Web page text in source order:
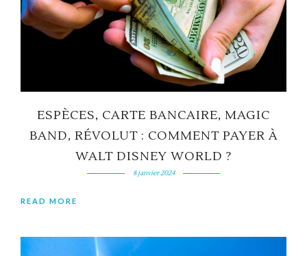
ESPÈCES, CARTE BANCAIRE, MAGIC
BAND, RÉVOLUT : COMMENT PAYER À
WALT DISNEY WORLD ?
8 janvier 2024
READ MORE